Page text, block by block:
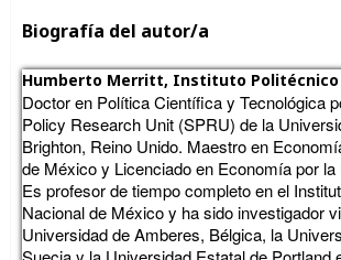
Biografía del autor/a
Humberto Merritt, Instituto Politécnico
Doctor en Política Científica y Tecnológica
Policy Research Unit (SPRU) de la
Brighton, Reino Unido. Maestro en
de México y Licenciado en Economía por la
Es profesor de tiempo completo en el
Nacional de México y ha sido investigador
Universidad de Amberes, Bélgica, la